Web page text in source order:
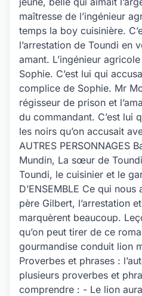
maîtresse de l’ingénieur
temps la boy cuisinière.
l’arrestation de Toundi en
amant. L’ingénieur agricole
Sophie. C’est lui qui
complice de Sophie. Mr
régisseur de prison et
du commandant. C’est lui
les noirs qu’on accusait
AUTRES PERSONNAGES
Mundin, La sœur de
Toundi, le cuisinier et le
D’ENSEMBLE Ce qui
père Gilbert, l’arrestation
marquèrent beaucoup.
qu’on peut tirer de ce
gourmandise conduit lion
Proverbes et phrases :
plusieurs proverbes et
comprendre : - Le lion